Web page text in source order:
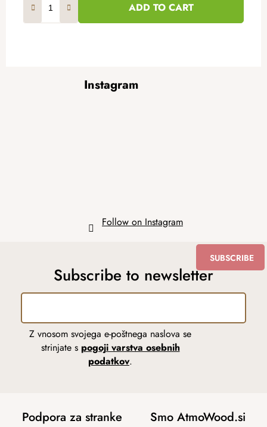
ADD TO CART
Instagram
Follow on Instagram
Subscribe to newsletter
Z vnosom svojega e-poštnega naslova se
strinjate s pogoji varstva osebnih
podatkov.
SUBSCRIBE
Podpora za stranke Smo AtmoWood.si